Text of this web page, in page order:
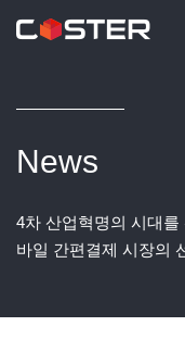
News
4차 산업혁명의 시대
바일 간편결제 시장의